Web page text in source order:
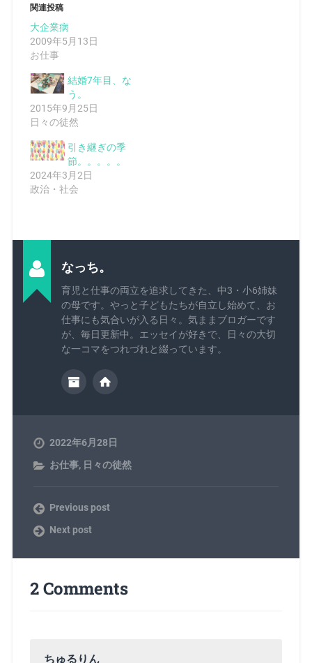
関連投稿
大企業病
2009年5月13日
お仕事
結婚7年目、な
う。
2015年9月25日
日々の徒然
引き継ぎの季
節。。。。。
2024年3月2日
政治・社会
なっち。
育児と仕事の両立を追求してきた、中3・小6姉妹
の母です。やっと子どもたちが自立し始めて、お
仕事にも気合いが入る日々。気ままブロガーです
が、毎日更新中。エッセイが好きで、日々の大切
な一コマをつれづれと綴っています。
2022年6月28日
お仕事, 日々の徒然
Previous post
Next post
2 Comments
ちゅるりん